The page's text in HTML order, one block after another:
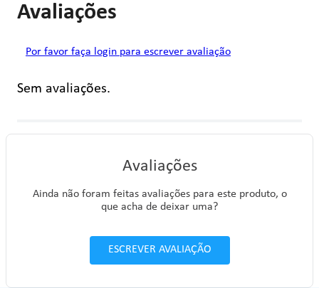
Avaliações
Por favor faça login para escrever avaliação
Sem avaliações.
Avaliações
Ainda não foram feitas avaliações para este produto, o
que acha de deixar uma?
ESCREVER AVALIAÇÃO